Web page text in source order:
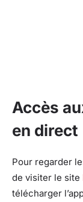
Accès
en direct
Pour regarder
de visiter le site
télécharger